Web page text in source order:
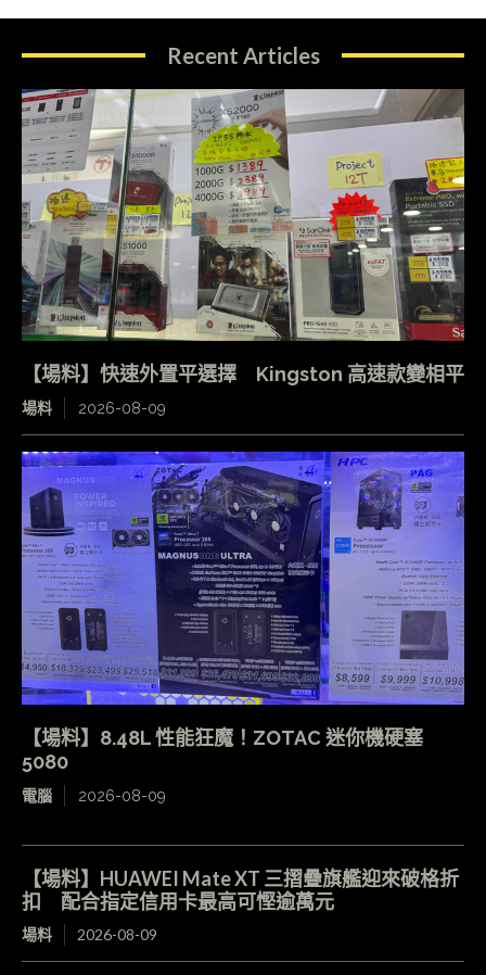
Recent Articles
【場料】快速外置平選擇 Kingston 高速款變相平
場料 2026-08-09
【場料】8.48L 性能狂魔！ZOTAC 迷你機硬塞
5080
電腦 2026-08-09
【場料】HUAWEI Mate XT 三摺疊旗艦迎來破格折
扣 配合指定信用卡最高可慳逾萬元
場料 2026-08-09